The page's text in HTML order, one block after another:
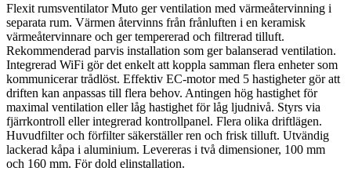
Flexit rumsventilator Muto ger ventilation med värmeåtervinning i
separata rum. Värmen återvinns från frånluften i en keramisk
värmeåtervinnare och ger tempererad och filtrerad tilluft.
Rekommenderad parvis installation som ger balanserad ventilation.
Integrerad WiFi gör det enkelt att koppla samman flera enheter som
kommunicerar trådlöst. Effektiv EC-motor med 5 hastigheter gör att
driften kan anpassas till flera behov. Antingen hög hastighet för
maximal ventilation eller låg hastighet för låg ljudnivå. Styrs via
fjärrkontroll eller integrerad kontrollpanel. Flera olika driftlägen.
Huvudfilter och förfilter säkerställer ren och frisk tilluft. Utvändig
lackerad kåpa i aluminium. Levereras i två dimensioner, 100 mm
och 160 mm. För dold elinstallation.